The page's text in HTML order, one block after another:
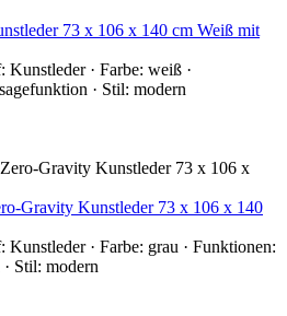
73 x 106 x 140 cm Weiß mit
Kunstleder · Farbe: weiß ·
· Stil: modern
Gravity Kunstleder 73 x 106 x 140
Kunstleder · Farbe: grau · Funktionen:
Stil: modern